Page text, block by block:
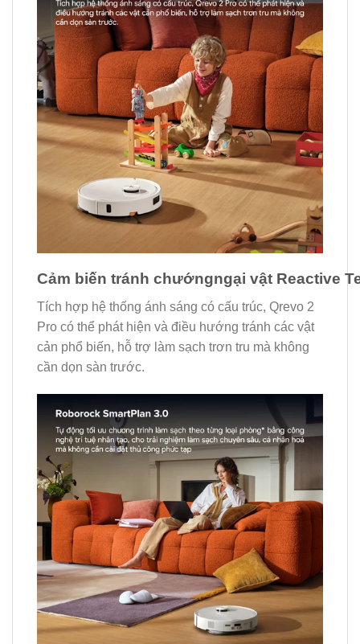
Cảm biến tránh chướngngại vật Reactive
Tích hợp hệ thống ánh sáng có cấu trúc, Qrevo 2
Pro có thể phát hiện và điều hướng tránh các vật
cản phổ biến, hỗ trợ làm sạch trơn tru mà không
cần dọn sàn trước.